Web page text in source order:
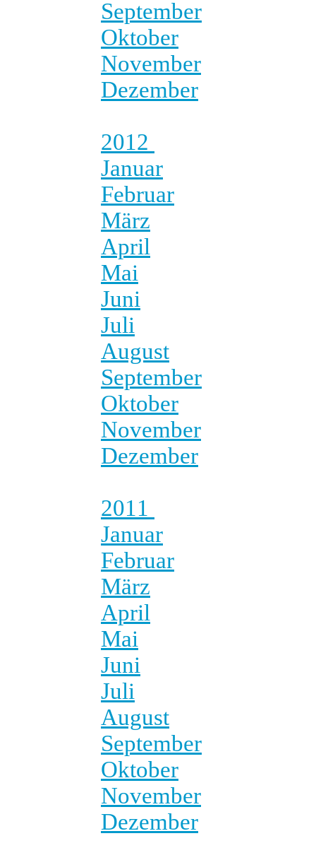
September
Oktober
November
Dezember
2012
Januar
Februar
März
April
Mai
Juni
Juli
August
September
Oktober
November
Dezember
2011
Januar
Februar
März
April
Mai
Juni
Juli
August
September
Oktober
November
Dezember